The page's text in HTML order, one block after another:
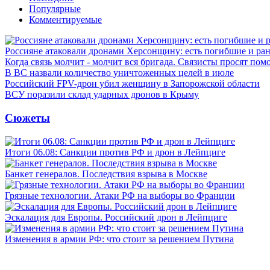
Популярные
Комментируемые
Россияне атаковали дронами Херсонщину: есть погибшие и
Когда связь молчит - молчит вся бригада. Связисты просят
В ВС назвали количество уничтоженных целей в июле
Российский FPV-дрон убил женщину в Запорожской области
ВСУ поразили склад ударных дронов в Крыму
Сюжеты
Итоги 06.08: Санкции против РФ и дрон в Лейпциге
Банкет генералов. Последствия взрыва в Москве
Грязные технологии. Атаки РФ на выборы во Франции
Эскалация для Европы. Российский дрон в Лейпциге
Изменения в армии РФ: что стоит за решением Путина